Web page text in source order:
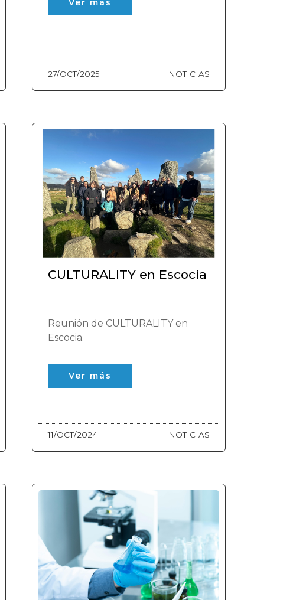
organizados por Espacio Tormaleo
27/OCT/2025 NOTICIAS
CULTURALITY en Escocia
Reunión de CULTURALITY en
Escocia.
Ver más
11/OCT/2024 NOTICIAS